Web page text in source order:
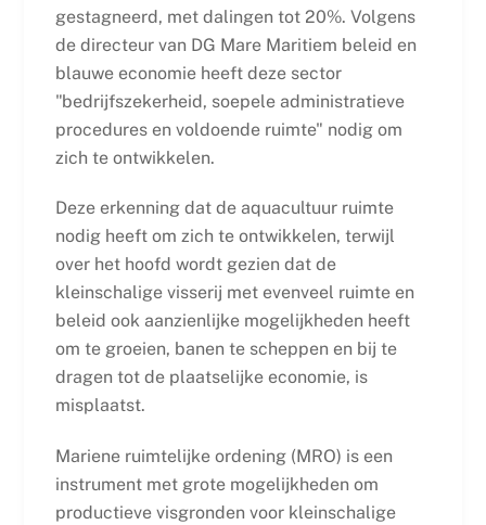
gestagneerd, met dalingen tot 20%. Volgens
de directeur van DG Mare Maritiem beleid en
blauwe economie heeft deze sector
"bedrijfszekerheid, soepele administratieve
procedures en voldoende ruimte" nodig om
zich te ontwikkelen.
Deze erkenning dat de aquacultuur ruimte
nodig heeft om zich te ontwikkelen, terwijl
over het hoofd wordt gezien dat de
kleinschalige visserij met evenveel ruimte en
beleid ook aanzienlijke mogelijkheden heeft
om te groeien, banen te scheppen en bij te
dragen tot de plaatselijke economie, is
misplaatst.
Mariene ruimtelijke ordening (MRO) is een
instrument met grote mogelijkheden om
productieve visgronden voor kleinschalige